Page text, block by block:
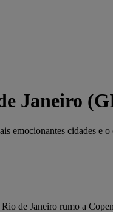
Janeiro
emocionantes cidades e
de Janeiro rumo a